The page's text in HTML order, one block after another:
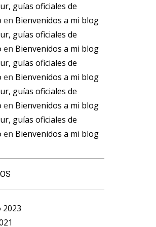
guías oficiales de
en Bienvenidos a mi blog
guías oficiales de
en Bienvenidos a mi blog
guías oficiales de
en Bienvenidos a mi blog
guías oficiales de
en Bienvenidos a mi blog
guías oficiales de
en Bienvenidos a mi blog